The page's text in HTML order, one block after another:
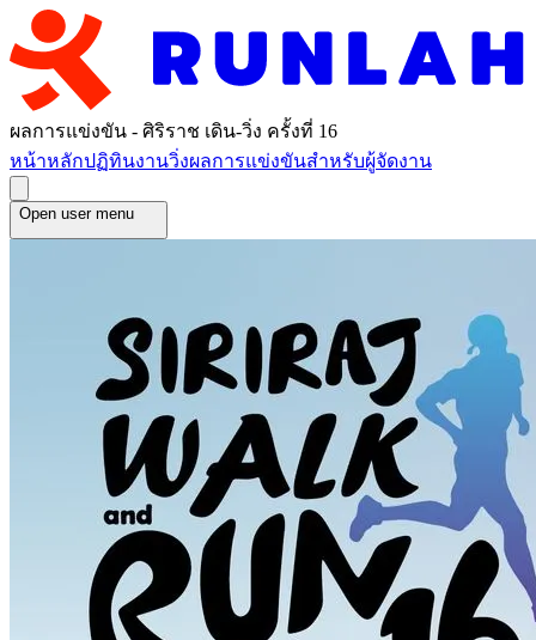
ผลการแข่งขัน - ศิริราช เดิน-วิ่ง ครั้งที่ 16
หน้าหลักปฏิทินงานวิ่งผลการแข่งขันสำหรับผู้จัดงาน
Open user menu